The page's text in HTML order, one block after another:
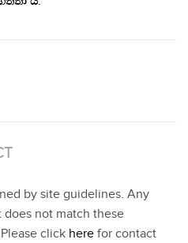
by site guidelines. Any
not match these
click here for contact